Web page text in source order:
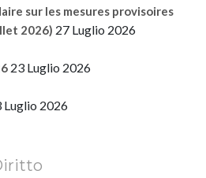
sur les mesures provisoires
2026) 27 Luglio 2026
23 Luglio 2026
Luglio 2026